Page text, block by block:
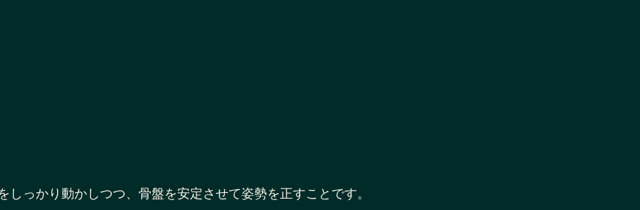
しっかり動かしつつ、骨盤を安定させて姿勢を正すことです。